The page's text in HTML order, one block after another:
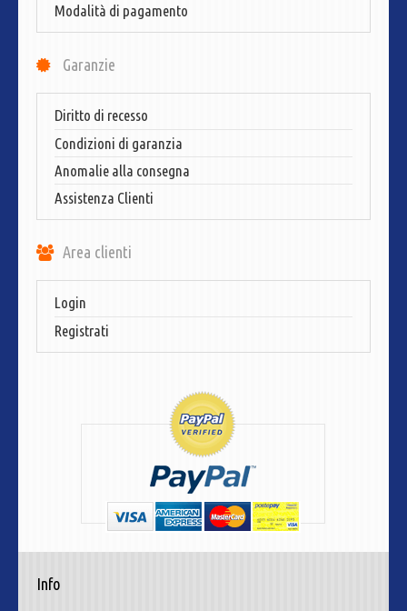
Modalità di pagamento
Garanzie
Diritto di recesso
Condizioni di garanzia
Anomalie alla consegna
Assistenza Clienti
Area clienti
Login
Registrati
Info